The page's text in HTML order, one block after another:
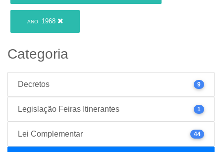
ANO: 1968
Categoria
Decretos 9
Legislação Feiras Itinerantes 1
Lei Complementar 44